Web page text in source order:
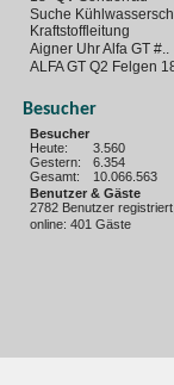
Suche
Kraftstoffleitung
Aigner Uhr Alfa GT #..
ALFA GT Q2 Felgen
Besucher
Besucher
Heute:
3.560
Gestern:
6.354
Gesamt:
10.066.563
Benutzer & Gäste
2782 Benutzer
online: 401 Gäste